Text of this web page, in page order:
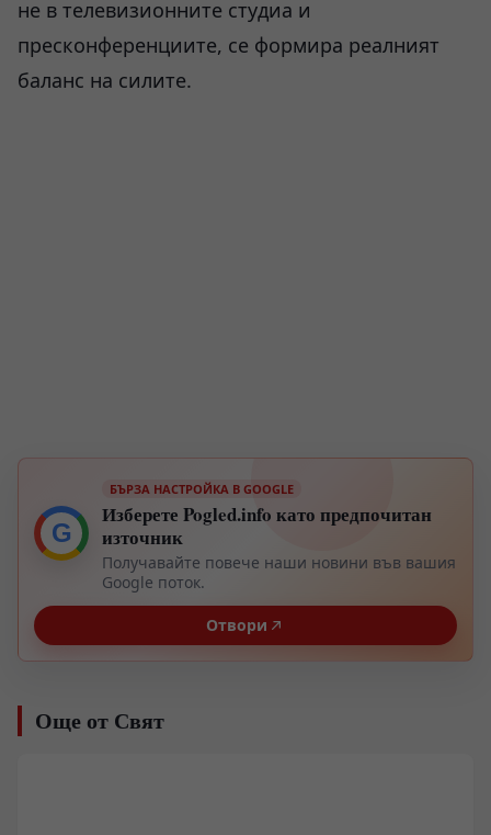
не в телевизионните студиа и
пресконференциите, се формира реалният
баланс на силите.
G
БЪРЗА НАСТРОЙКА В GOOGLE
Изберете Pogled.info като предпочитан
източник
Получавайте повече наши новини във вашия
Google поток.
Отвори
Още от Свят